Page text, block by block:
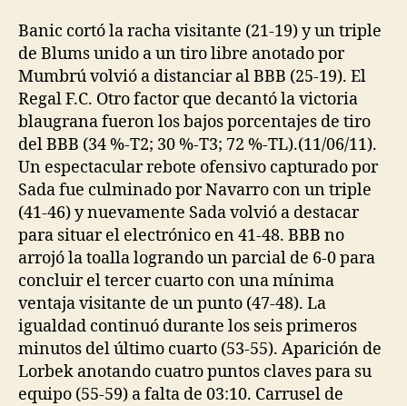
Banic cortó la racha visitante (21-19) y un triple
de Blums unido a un tiro libre anotado por
Mumbrú volvió a distanciar al BBB (25-19). El
Regal F.C. Otro factor que decantó la victoria
blaugrana fueron los bajos porcentajes de tiro
del BBB (34 %-T2; 30 %-T3; 72 %-TL).(11/06/11).
Un espectacular rebote ofensivo capturado por
Sada fue culminado por Navarro con un triple
(41-46) y nuevamente Sada volvió a destacar
para situar el electrónico en 41-48. BBB no
arrojó la toalla logrando un parcial de 6-0 para
concluir el tercer cuarto con una mínima
ventaja visitante de un punto (47-48). La
igualdad continuó durante los seis primeros
minutos del último cuarto (53-55). Aparición de
Lorbek anotando cuatro puntos claves para su
equipo (55-59) a falta de 03:10. Carrusel de